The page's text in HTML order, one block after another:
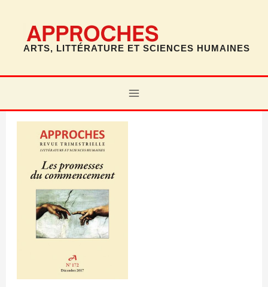
contenu
ARTS, LITTÉRATURE ET SCIENCES HUMAINES
MAIN